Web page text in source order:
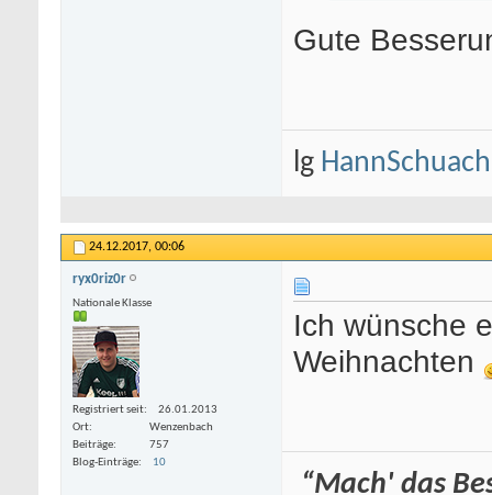
Gute
lg HannSchuach
24.12.2017, 00:06
ryx0riz0r
Nationale Klasse
Registriert seit
26.01.2013
Ort
Wenzenbach
Beiträge
757
Blog-Einträge
10
Ich wünsche
Weihnachten
“Mach' das